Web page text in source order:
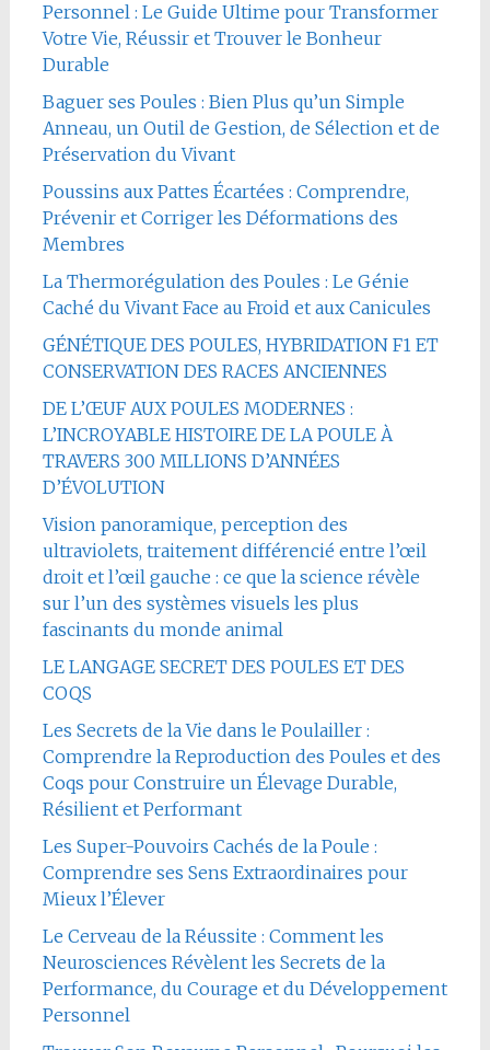
Personnel : Le Guide Ultime pour Transformer
Votre Vie, Réussir et Trouver le Bonheur
Durable
Baguer ses Poules : Bien Plus qu’un Simple
Anneau, un Outil de Gestion, de Sélection et de
Préservation du Vivant
Poussins aux Pattes Écartées : Comprendre,
Prévenir et Corriger les Déformations des
Membres
La Thermorégulation des Poules : Le Génie
Caché du Vivant Face au Froid et aux Canicules
GÉNÉTIQUE DES POULES, HYBRIDATION F1 ET
CONSERVATION DES RACES ANCIENNES
DE L’ŒUF AUX POULES MODERNES :
L’INCROYABLE HISTOIRE DE LA POULE À
TRAVERS 300 MILLIONS D’ANNÉES
D’ÉVOLUTION
Vision panoramique, perception des
ultraviolets, traitement différencié entre l’œil
droit et l’œil gauche : ce que la science révèle
sur l’un des systèmes visuels les plus
fascinants du monde animal
LE LANGAGE SECRET DES POULES ET DES
COQS
Les Secrets de la Vie dans le Poulailler :
Comprendre la Reproduction des Poules et des
Coqs pour Construire un Élevage Durable,
Résilient et Performant
Les Super-Pouvoirs Cachés de la Poule :
Comprendre ses Sens Extraordinaires pour
Mieux l’Élever
Le Cerveau de la Réussite : Comment les
Neurosciences Révèlent les Secrets de la
Performance, du Courage et du Développement
Personnel